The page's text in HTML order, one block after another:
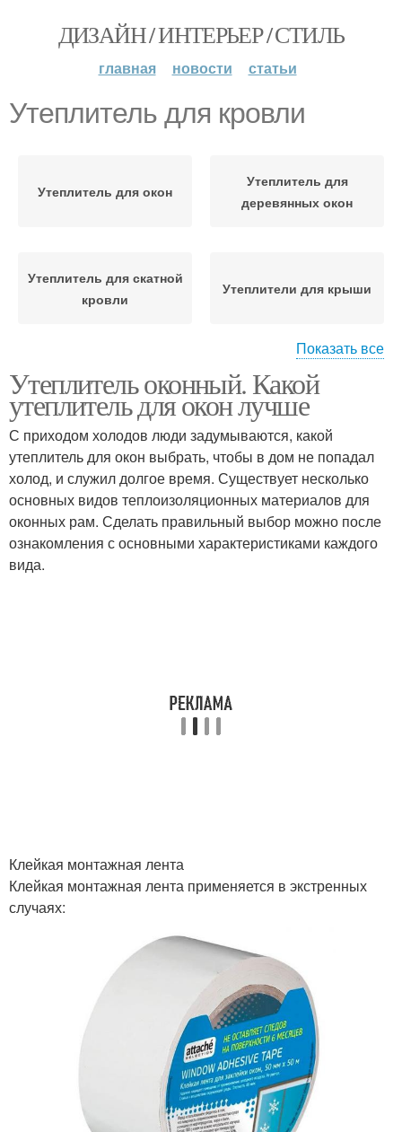
ДИЗАЙН / ИНТЕРЬЕР / СТИЛЬ
главная новости статьи
Утеплитель для кровли
Утеплитель для окон
Утеплитель для
деревянных окон
Утеплитель для скатной
кровли
Утеплители для крыши
утеплители
Показать все
Утеплитель оконный. Какой
утеплитель для окон лучше
С приходом холодов люди задумываются, какой
утеплитель для окон выбрать, чтобы в дом не попадал
холод, и служил долгое время. Существует несколько
основных видов теплоизоляционных материалов для
оконных рам. Сделать правильный выбор можно после
ознакомления с основными характеристиками каждого
вида.
Клейкая монтажная лента
Клейкая монтажная лента применяется в экстренных
случаях: